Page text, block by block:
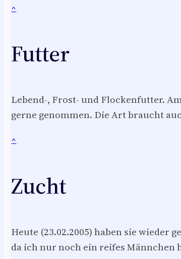
^
Futter
Lebend-, Frost- und Flockenfutter.
gerne genommen. Die Art braucht
^
Zucht
Heute (23.02.2005) haben sie wieder
da ich nur noch ein reifes Männchen